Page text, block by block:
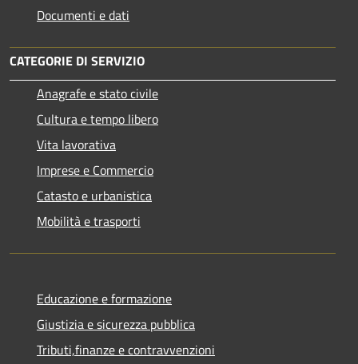
Documenti e dati
CATEGORIE DI SERVIZIO
Anagrafe e stato civile
Cultura e tempo libero
Vita lavorativa
Imprese e Commercio
Catasto e urbanistica
Mobilità e trasporti
Educazione e formazione
Giustizia e sicurezza pubblica
Tributi,finanze e contravvenzioni